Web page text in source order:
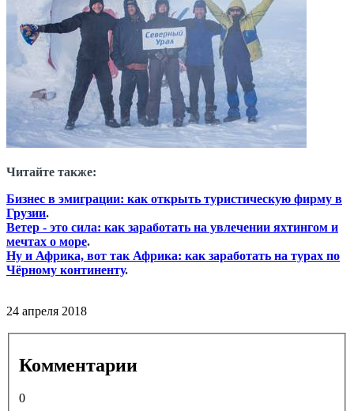
Читайте также:
Бизнес в эмиграции: как открыть туристическую фирму в
Грузии.
Ветер - это сила: как заработать на увлечении яхтингом и
мечтах о море.
Ну и Африка, вот так Африка: как заработать на турах по
Чёрному континенту.
24 апреля 2018
Комментарии
0